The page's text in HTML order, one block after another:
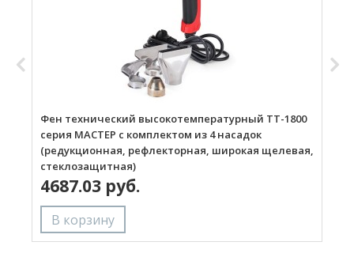
Фен технический высокотемпературный ТТ-1800
серия МАСТЕР с комплектом из 4 насадок
(редукционная, рефлекторная, широкая щелевая,
стеклозащитная)
4687.03 руб.